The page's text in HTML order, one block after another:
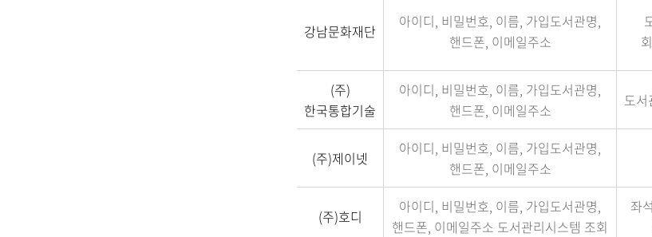
강남문화재단
아이디, 비밀번호, 이름, 가입도서관명,
핸드폰, 이메일주소
(주)
한국통합기술
아이디, 비밀번호, 이름, 가입도서관명,
핸드폰, 이메일주소
도
(주)제이넷
아이디, 비밀번호, 이름, 가입도서관명,
핸드폰, 이메일주소
(주)호디
아이디, 비밀번호, 이름, 가입도서관명,
핸드폰, 이메일주소 도서관리시스템 조회
좌